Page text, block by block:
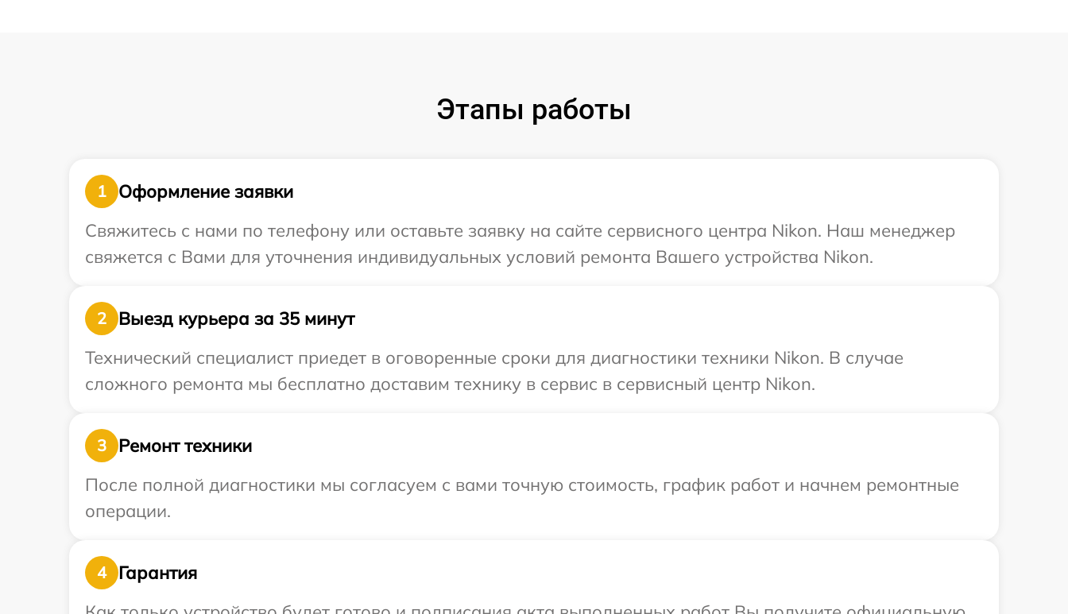
Этапы работы
1
Оформление заявки
Свяжитесь с нами по телефону или оставьте заявку на сайте сервисного центра Nikon. Наш менеджер
свяжется с Вами для уточнения индивидуальных условий ремонта Вашего устройства Nikon.
2
Выезд курьера за 35 минут
Технический специалист приедет в оговоренные сроки для диагностики техники Nikon. В случае
сложного ремонта мы бесплатно доставим технику в сервис в сервисный центр Nikon.
3
Ремонт техники
После полной диагностики мы согласуем с вами точную стоимость, график работ и начнем ремонтные
операции.
4
Гарантия